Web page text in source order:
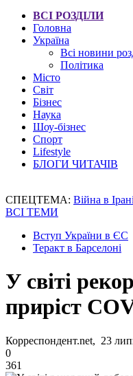
ВСІ РОЗДІЛИ
Головна
Україна
Всі новини
Політика
Місто
Світ
Бізнес
Наука
Шоу-бізнес
Спорт
Lifestyle
БЛОГИ ЧИТАЧІВ
СПЕЦТЕМА: Війна в Ірані
ВСІ ТЕМИ
Вступ України в ЄС
Теракт в Барселоні
У світі
приріст
Корреспондент.net, 23
0
361